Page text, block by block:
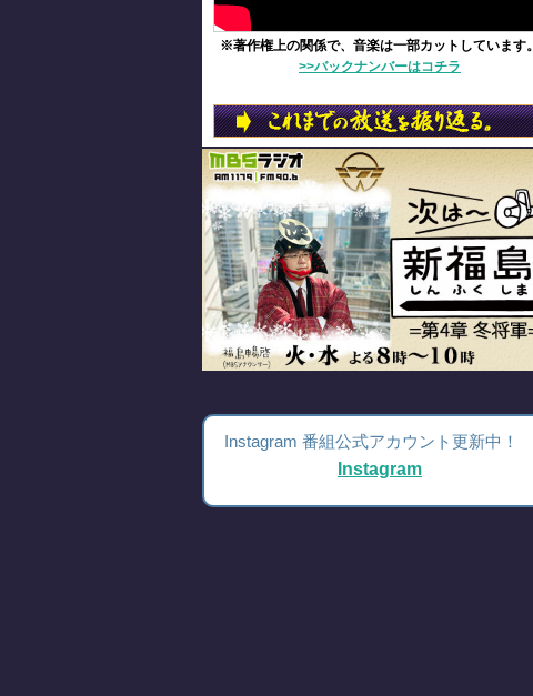
※著作権上の関係で、音楽は一部カットしています。
>>バックナンバーはコチラ
Instagram 番組公式アカウント更新中！
Instagram